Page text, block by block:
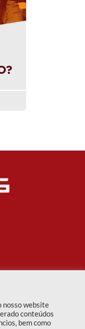
nosso website
conteúdos
bem como